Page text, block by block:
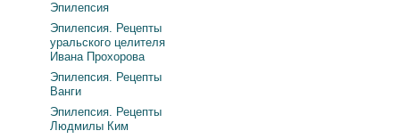
Эпилепсия
Эпилепсия. Рецепты
уральского целителя
Ивана Прохорова
Эпилепсия. Рецепты
Ванги
Эпилепсия. Рецепты
Людмилы Ким